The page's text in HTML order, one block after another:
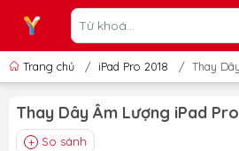
Trang chủ / iPad Pro 2018 / Thay
Thay Dây Âm Lượng iPad Pro
So sánh